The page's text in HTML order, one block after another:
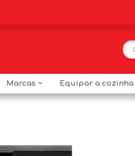
Marcas Equipar a cozinha